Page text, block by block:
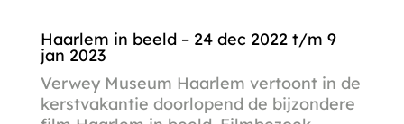
Haarlem in beeld – 24 dec 2022 t/m 9
jan 2023
Verwey Museum Haarlem vertoont in de
kerstvakantie doorlopend de bijzondere